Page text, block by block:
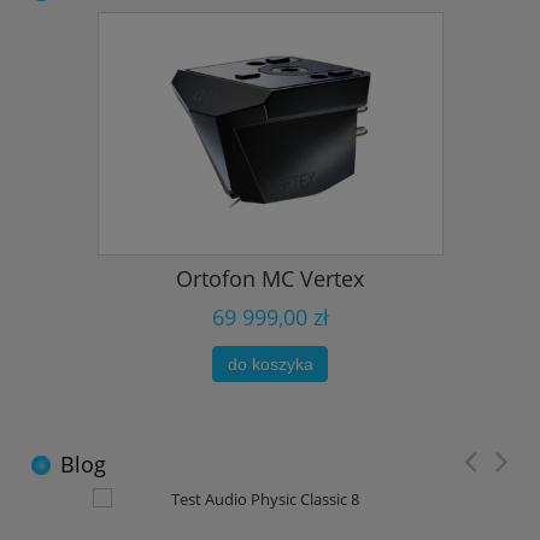
Ortofon MC Vertex
69 999,00 zł
do koszyka
Blog